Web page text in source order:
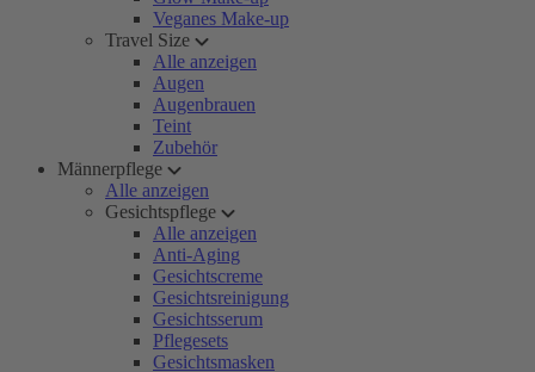
Veganes Make-up
Travel Size
Alle anzeigen
Augen
Augenbrauen
Teint
Zubehör
Männerpflege
Alle anzeigen
Gesichtspflege
Alle anzeigen
Anti-Aging
Gesichtscreme
Gesichtsreinigung
Gesichtsserum
Pflegesets
Gesichtsmasken